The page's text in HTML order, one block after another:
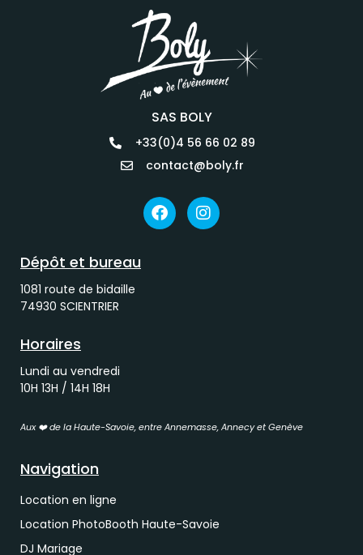
SAS BOLY
+33(0)4 56 66 02 89
contact@boly.fr
Dépôt et bureau
1081 route de bidaille
74930 SCIENTRIER
Horaires
Lundi au vendredi
10H 13H / 14H 18H
Aux ❤️ de la Haute-Savoie, entre Annemasse, Annecy et Genève
Navigation
Location en ligne
Location PhotoBooth Haute-Savoie
DJ Mariage